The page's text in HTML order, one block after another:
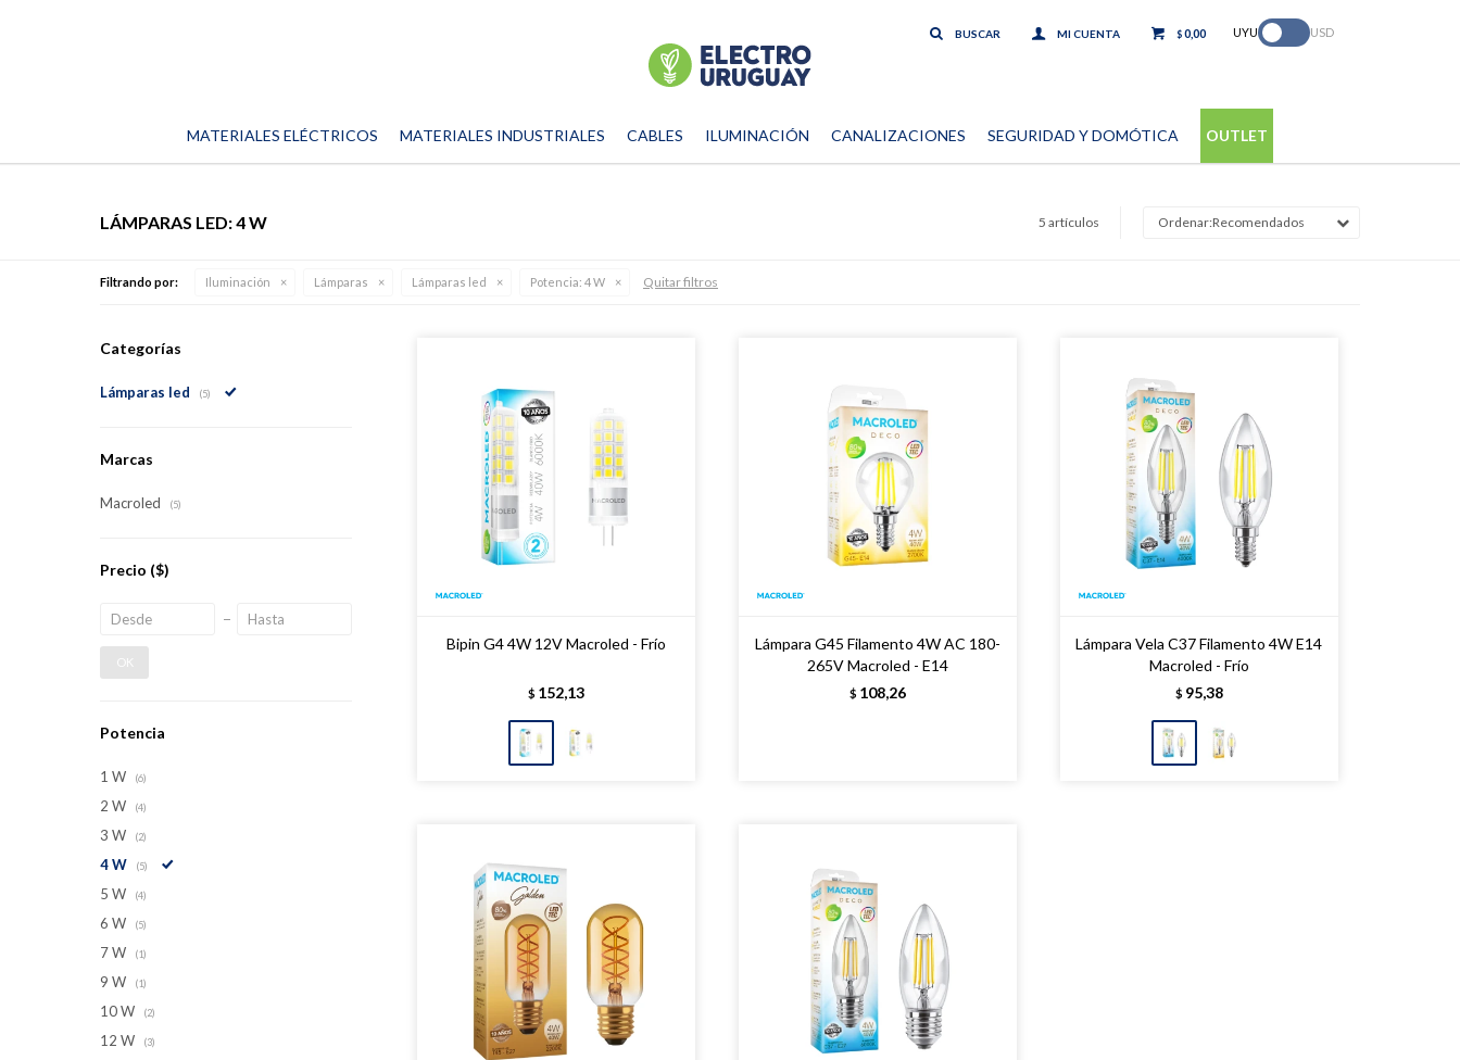
MATERIALES ELÉCTRICOS MATERIALES INDUSTRIALES CABLES ILUMINACIÓN CANALIZACIONES SEGURIDAD Y DOMÓTICA OUTLET
$0,00 UYU USD
5 artículos Recomendados
LÁMPARAS LED: 4 W
Filtrando por: Iluminación Lámparas Lámparas led Potencia: 4 W Quitar filtros
Bipin G4 4W 12V Macroled - Frío
$ 152,13
Lámpara G45 Filamento 4W AC 180-
265V Macroled - E14
$ 108,26
Lámpara Vela C37 Filamento 4W E14
Macroled - Frío
$ 95,38
Categorías
Lámparas led (5)
Marcas
Macroled (5)
Precio ($)
OK
Potencia
1 W (6)
2 W (4)
3 W (2)
4 W (5)
5 W (4)
6 W (5)
7 W (1)
9 W (1)
10 W (2)
12 W (3)